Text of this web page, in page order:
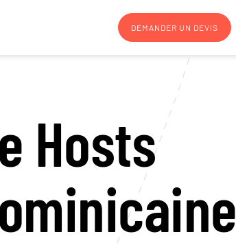
DEMANDER UN DEVIS
Hosts